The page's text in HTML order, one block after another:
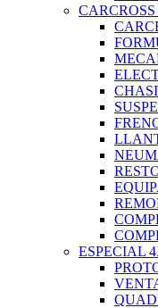
ESPECIAL